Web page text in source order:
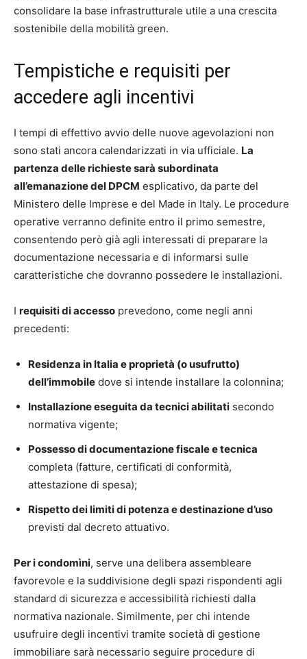
consolidare la base infrastrutturale utile a una crescita
sostenibile della mobilità green.
Tempistiche e requisiti per
accedere agli incentivi
I tempi di effettivo avvio delle nuove agevolazioni non
sono stati ancora calendarizzati in via ufficiale. La
partenza delle richieste sarà subordinata
all’emanazione del DPCM esplicativo, da parte del
Ministero delle Imprese e del Made in Italy. Le procedure
operative verranno definite entro il primo semestre,
consentendo però già agli interessati di preparare la
documentazione necessaria e di informarsi sulle
caratteristiche che dovranno possedere le installazioni.
I requisiti di accesso prevedono, come negli anni
precedenti:
Residenza in Italia e proprietà (o usufrutto)
dell’immobile dove si intende installare la colonnina;
Installazione eseguita da tecnici abilitati secondo
normativa vigente;
Possesso di documentazione fiscale e tecnica
completa (fatture, certificati di conformità,
attestazione di spesa);
Rispetto dei limiti di potenza e destinazione d’uso
previsti dal decreto attuativo.
Per i condomìni, serve una delibera assembleare
favorevole e la suddivisione degli spazi rispondenti agli
standard di sicurezza e accessibilità richiesti dalla
normativa nazionale. Similmente, per chi intende
usufruire degli incentivi tramite società di gestione
immobiliare sarà necessario seguire procedure di